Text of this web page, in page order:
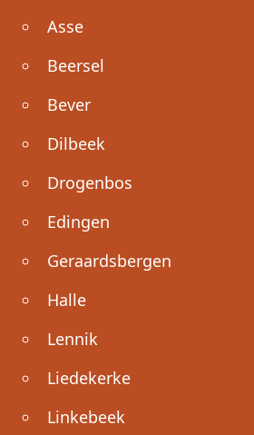
Asse
Beersel
Bever
Dilbeek
Drogenbos
Edingen
Geraardsbergen
Halle
Lennik
Liedekerke
Linkebeek